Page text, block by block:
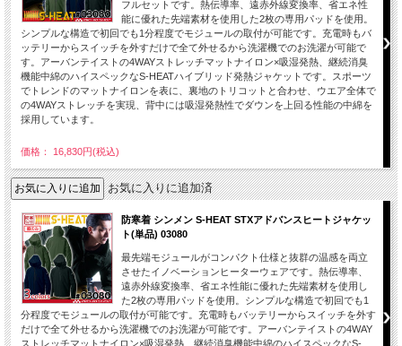
フルセットです。熱伝導率、遠赤外線変換率、省エネ性
能に優れた先端素材を使用した2枚の専用パッドを使用。
シンプルな構造で初回でも1分程度でモジュールの取付が可能です。充電時もバ
ッテリーからスイッチを外すだけで全て外せるから洗濯機でのお洗濯が可能で
す。アーバンテイストの4WAYストレッチマットナイロン×吸湿発熱、継続消臭
機能中綿のハイスペックなS-HEATハイブリッド発熱ジャケットです。スポーツ
でトレンドのマットナイロンを表に、裏地のトリコットと合わせ、ウエア全体で
の4WAYストレッチを実現、背中には吸湿発熱性でダウンを上回る性能の中綿を
採用しています。
価格： 16,830円(税込)
お気に入りに追加済
防寒着 シンメン S-HEAT STXアドバンスヒートジャケッ
ト(単品) 03080
最先端モジュールがコンパクト仕様と抜群の温感を両立
させたイノベーションヒーターウェアです。熱伝導率、
遠赤外線変換率、省エネ性能に優れた先端素材を使用し
た2枚の専用パッドを使用。シンプルな構造で初回でも1
分程度でモジュールの取付が可能です。充電時もバッテリーからスイッチを外す
だけで全て外せるから洗濯機でのお洗濯が可能です。アーバンテイストの4WAY
ストレッチマットナイロン×吸湿発熱、継続消臭機能中綿のハイスペックなS-